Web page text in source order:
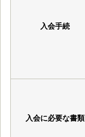
入会手続
入会に必要な書類